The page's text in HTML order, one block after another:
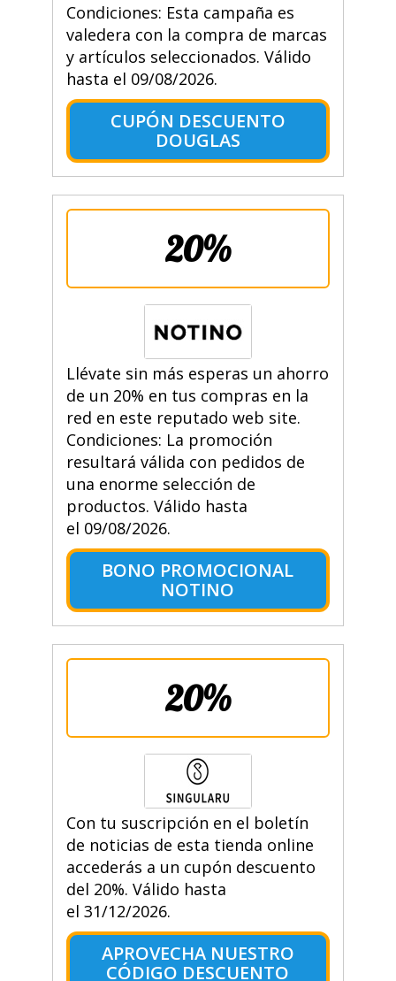
Condiciones: Esta campaña es
valedera con la compra de marcas
y artículos seleccionados. Válido
hasta el 09/08/2026.
CUPÓN DESCUENTO
DOUGLAS
20%
Llévate sin más esperas un ahorro
de un 20% en tus compras en la
red en este reputado web site.
Condiciones: La promoción
resultará válida con pedidos de
una enorme selección de
productos. Válido hasta
el 09/08/2026.
BONO PROMOCIONAL
NOTINO
20%
Con tu suscripción en el boletín
de noticias de esta tienda online
accederás a un cupón descuento
del 20%. Válido hasta
el 31/12/2026.
APROVECHA NUESTRO
CÓDIGO DESCUENTO